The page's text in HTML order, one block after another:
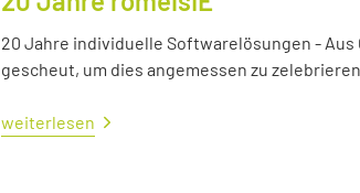
20 Jahre individuelle Softwarelösungen - Aus
gescheut, um dies angemessen zu zelebrieren.
weiterlesen